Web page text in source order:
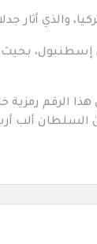
والذي أثار جدلا
إسطنبول،
السلطان ألب